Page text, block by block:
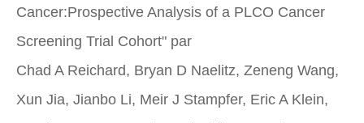
Cancer:Prospective Analysis of a PLCO Cancer
Screening Trial Cohort" par
Chad A Reichard, Bryan D Naelitz, Zeneng Wang,
Xun Jia, Jianbo Li, Meir J Stampfer, Eric A Klein,